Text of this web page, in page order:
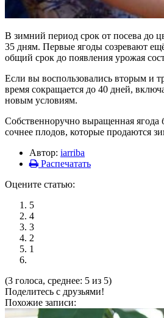
В зимний период срок от посева до
35 дням. Первые ягоды созревают
общий срок до появления урожая
Если вы воспользовались вторым и
время сокращается до 40 дней,
новым условиям.
Собственноручно выращенная ягода
сочнее плодов, которые продаются
Автор: iarriba
Распечатать
Оцените статью:
5
4
3
2
1
(3 голоса, среднее: 5 из 5)
Поделитесь с друзьями!
Похожие записи: